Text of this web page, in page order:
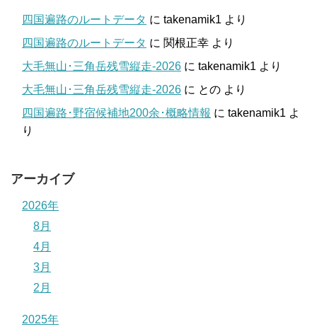
四国遍路のルートデータ に takenamik1 より
四国遍路のルートデータ に 関根正幸 より
大毛無山･三角岳残雪縦走-2026 に takenamik1 より
大毛無山･三角岳残雪縦走-2026 に との より
四国遍路･野宿候補地200余･概略情報 に takenamik1 よ
り
アーカイブ
2026年
8月
4月
3月
2月
2025年